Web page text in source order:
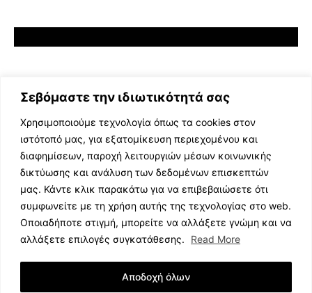
Σεβόμαστε την ιδιωτικότητά σας
Χρησιμοποιούμε τεχνολογία όπως τα cookies στον
ιστότοπό μας, για εξατομίκευση περιεχομένου και
διαφημίσεων, παροχή λειτουργιών μέσων κοινωνικής
δικτύωσης και ανάλυση των δεδομένων επισκεπτών
μας. Κάντε κλικ παρακάτω για να επιβεβαιώσετε ότι
συμφωνείτε με τη χρήση αυτής της τεχνολογίας στο web.
Οποιαδήποτε στιγμή, μπορείτε να αλλάξετε γνώμη και να
αλλάξετε επιλογές συγκατάθεσης.
Read More
Αποδοχή όλων
ΕΛΛΗΝΙΚΗ ΜΟΥΣΙΚΗ
TV SHOWS
EVENTS
ΘΕΑΤΡΟ
ΔΙΑΓΩΝΙΣΜΟΙ
STOA CULTURA